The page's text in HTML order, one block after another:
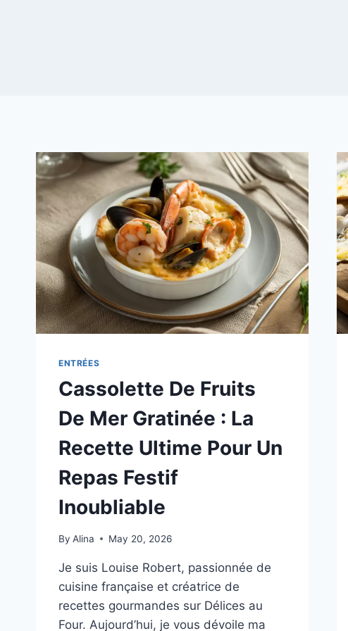
ENTRÉES
Cassolette De Fruits
De Mer Gratinée : La
Recette Ultime Pour Un
Repas Festif
Inoubliable
By Alina May 20, 2026
Je suis Louise Robert, passionnée de
cuisine française et créatrice de
recettes gourmandes sur Délices au
Four. Aujourd’hui, je vous dévoile ma